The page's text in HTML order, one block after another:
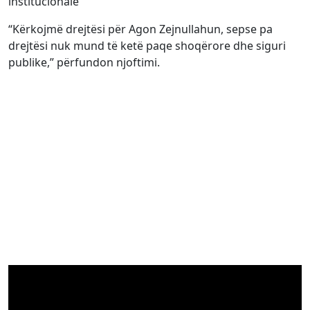
“Kërkojmë drejtësi për Agon Zejnullahun, sepse pa
drejtësi nuk mund të ketë paqe shoqërore dhe siguri
publike,” përfundon njoftimi.